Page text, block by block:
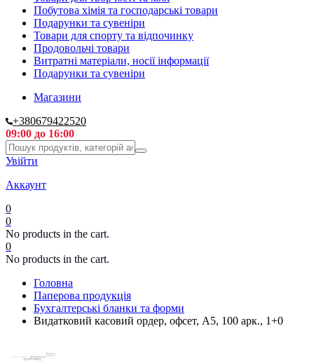
Побутова хімія та господарські товари
Подарунки та сувеніри
Товари для спорту та відпочинку
Продовольчі товари
Витратні матеріали, носії інформації
Подарунки та сувеніри
Магазини
+380679422520
09:00 до 16:00
Увійти
Аккаунт
0
0
No products in the cart.
0
No products in the cart.
Головна
Паперова продукція
Бухгалтерські бланки та форми
Видатковий касовий ордер, офсет, А5, 100 арк., 1+0